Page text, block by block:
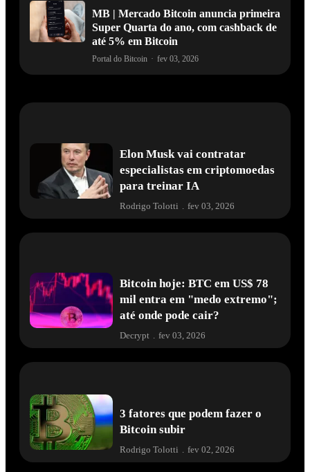
MB | Mercado Bitcoin anuncia primeira
Super Quarta do ano, com cashback de
até 5% em Bitcoin
Portal do Bitcoin · fev 03, 2026
Elon Musk vai contratar
especialistas em criptomoedas
para treinar IA
Rodrigo Tolotti fev 03, 2026
Bitcoin hoje: BTC em US$ 78
mil entra em "medo extremo";
até onde pode cair?
Decrypt . fev 03, 2026
3 fatores que podem fazer o
Bitcoin subir
Rodrigo Tolotti fev 02, 2026